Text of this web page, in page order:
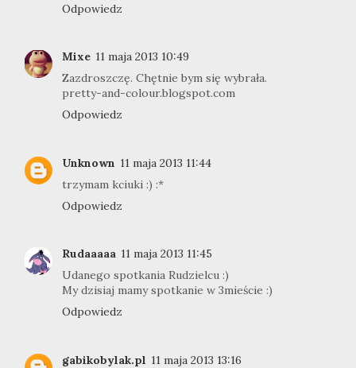
Odpowiedz
Mixe 11 maja 2013 10:49
Zazdroszczę. Chętnie bym się wybrała.
pretty-and-colour.blogspot.com
Odpowiedz
Unknown 11 maja 2013 11:44
trzymam kciuki :) :*
Odpowiedz
Rudaaaaa 11 maja 2013 11:45
Udanego spotkania Rudzielcu :)
My dzisiaj mamy spotkanie w 3mieście :)
Odpowiedz
gabikobylak.pl 11 maja 2013 13:16